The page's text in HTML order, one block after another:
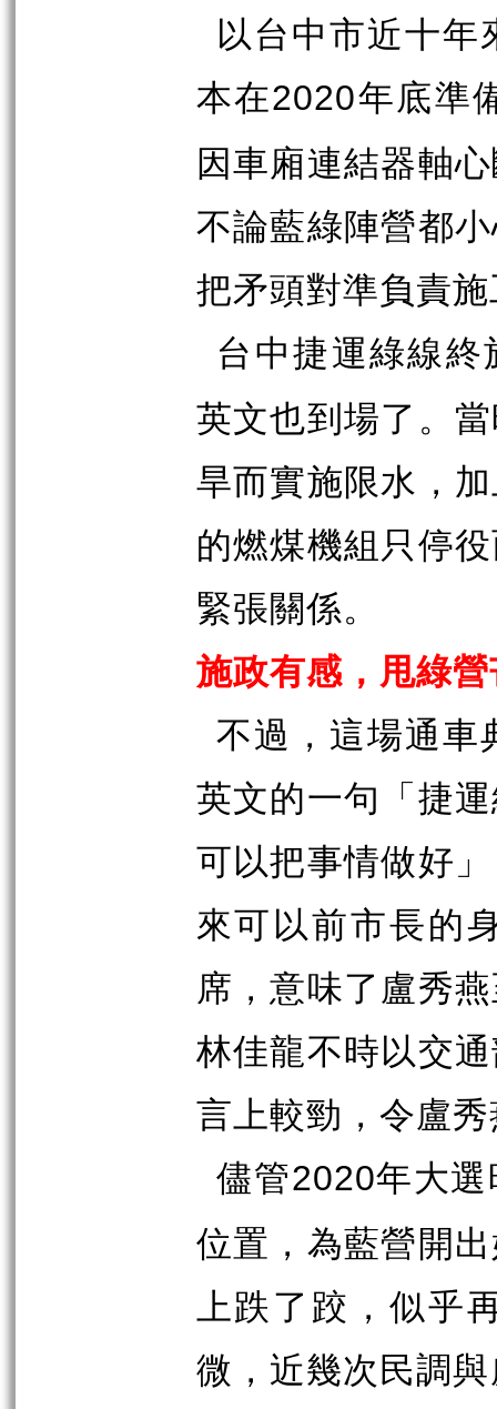
以台中市近十年
本在2020年底準
因車廂連結器軸
不論藍綠陣營都
把矛頭對準負責
台中捷運綠線
英文也到場了。
旱而實施限水，
的燃煤機組只停
緊張關係。
施政有感，甩綠
不過，這場通車
英文的一句「捷
可以把事情做好
來可以前市長的
席，意味了盧秀
林佳龍不時以交
言上較勁，令盧
儘管2020年大
位置，為藍營開
上跌了跤，似乎
微，近幾次民調